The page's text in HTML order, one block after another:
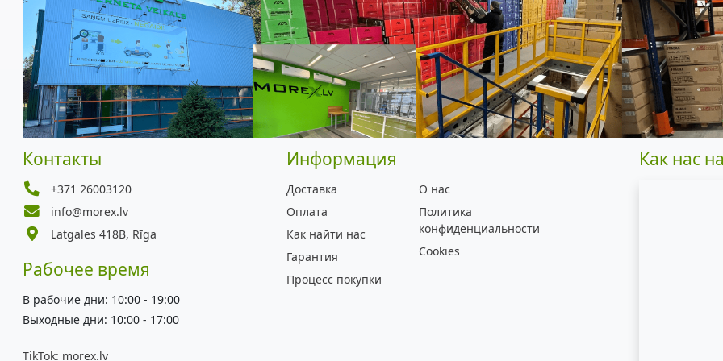
Контакты
+371 26003120
info@morex.lv
Latgales 418B, Rīga
Рабочее время
В рабочие дни: 10:00 - 19:00
Выходные дни: 10:00 - 17:00
TikTok: morex.lv
Информация
Доставка
Оплата
Как найти нас
Гарантия
Процесс покупки
О нас
Политика
конфиденциальности
Cookies
Как нас